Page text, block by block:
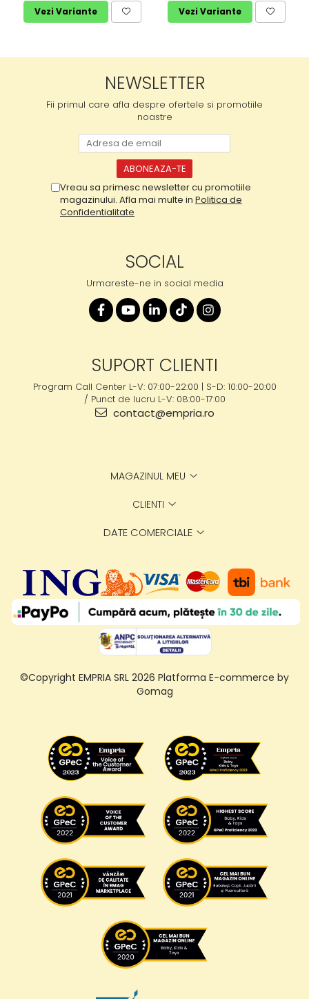
Vezi Variante Vezi Variante
NEWSLETTER
Fii primul care afla despre ofertele si promotiile
noastre
Vreau sa primesc newsletter cu promotiile
magazinului. Afla mai multe in Politica de
Confidentialitate
SOCIAL
Urmareste-ne in social media
SUPORT CLIENTI
Program Call Center L-V: 07:00-22:00 | S-D: 10:00-20:00
/ Punct de lucru L-V: 08:00-17:00
contact@empria.ro
MAGAZINUL MEU
CLIENTI
DATE COMERCIALE
©Copyright EMPRIA SRL 2026 Platforma E-commerce by
Gomag